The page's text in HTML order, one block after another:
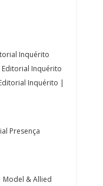
Inquérito
Inquérito
Inquérito |
Presença
Model & Allied